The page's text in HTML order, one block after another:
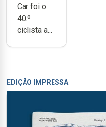
Car foi o
40.º
ciclista a...
EDIÇÃO IMPRESSA